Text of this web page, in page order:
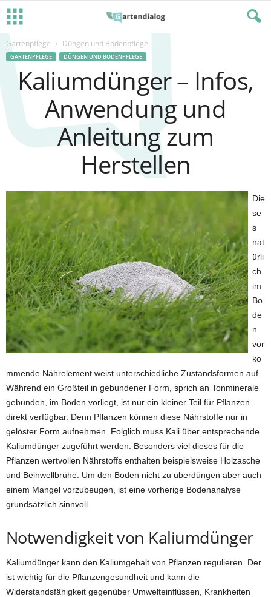
Gartenpflege Düngen und Bodenpflege
GARTENPFLEGE DÜNGEN UND BODENPFLEGE
Kaliumdünger – Infos,
Anwendung und
Anleitung zum
Herstellen
Die
se
s
nat
ürli
ch
im
Bo
de
n
vor
ko
mmende Nährelement weist unterschiedliche Zustandsformen auf.
Während ein Großteil in gebundener Form, sprich an Tonminerale
gebunden, im Boden vorliegt, ist nur ein kleiner Teil für Pflanzen
direkt verfügbar. Denn Pflanzen können diese Nährstoffe nur in
gelöster Form aufnehmen. Folglich muss Kali über entsprechende
Kaliumdünger zugeführt werden. Besonders viel dieses für die
Pflanzen wertvollen Nährstoffs enthalten beispielsweise Holzasche
und Beinwellbrühe. Um den Boden nicht zu überdüngen aber auch
einem Mangel vorzubeugen, ist eine vorherige Bodenanalyse
grundsätzlich sinnvoll.
Notwendigkeit von Kaliumdünger
Kaliumdünger kann den Kaliumgehalt von Pflanzen regulieren. Der
ist wichtig für die Pflanzengesundheit und kann die
Widerstandsfähigkeit gegenüber Umwelteinflüssen, Krankheiten